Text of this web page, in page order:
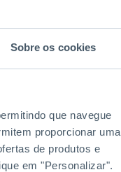
Sobre os cookies
que navegue
proporcionar uma
de produtos e
em "Personalizar".